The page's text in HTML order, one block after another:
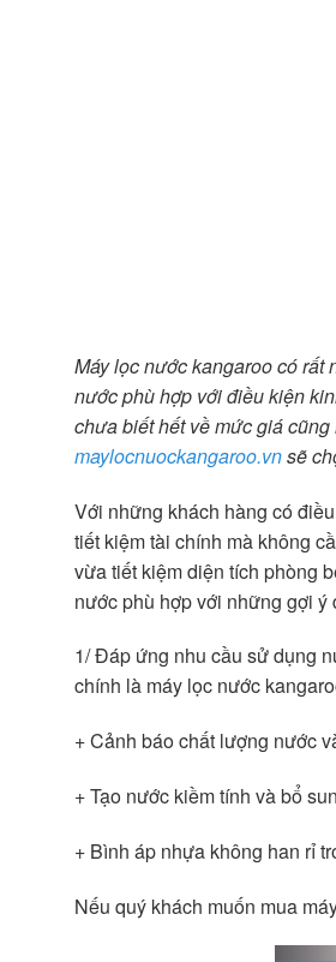
Máy lọc nước kangaroo có rất
nước phù hợp với điều kiện
chưa biết hết về mức giá
maylocnuockangaroo.vnsẽ
Với những khách hàng có
tiết kiệm tài chính mà không
vừa tiết kiệm diện tích phòng
nước phù hợp với những gợi ý
1/ Đáp ứng nhu cầu sử dụng
chính là máy lọc nước
+ Cảnh báo chất lượng nước
+ Tạo nước kiềm tính và bổ
+ Bình áp nhựa không han rỉ
Nếu quý khách muốn mua